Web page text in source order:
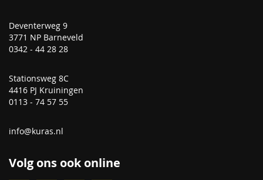
Deventerweg 9
3771 NP Barneveld
0342 - 44 28 28
Stationsweg 8C
4416 PJ Kruiningen
0113 - 74 57 55
info@kuras.nl
Volg ons ook online